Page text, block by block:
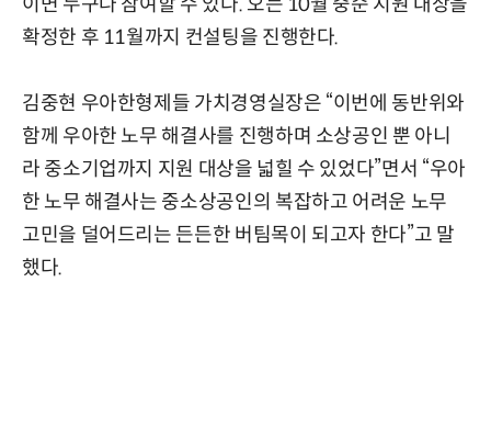
확정한 후 11월까지 컨설팅을 진행한다.
김중현 우아한형제들 가치경영실장은 “이번에 동반위와
함께 우아한 노무 해결사를 진행하며 소상공인 뿐 아니
라 중소기업까지 지원 대상을 넓힐 수 있었다”면서 “우아
한 노무 해결사는 중소상공인의 복잡하고 어려운 노무
고민을 덜어드리는 든든한 버팀목이 되고자 한다”고 말
했다.